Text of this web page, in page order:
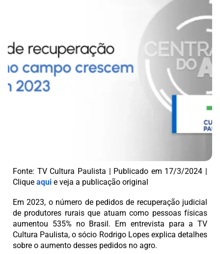
Fonte: TV Cultura Paulista | Publicado em 17/3/2024 |
Clique aqui e veja a publicação original
Em 2023, o número de pedidos de recuperação judicial
de produtores rurais que atuam como pessoas físicas
aumentou 535% no Brasil. Em entrevista para a TV
Cultura Paulista, o sócio Rodrigo Lopes explica detalhes
sobre o aumento desses pedidos no agro.